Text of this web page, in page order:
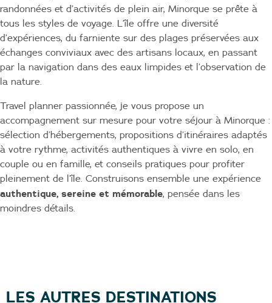
randonnées et d’activités de plein air, Minorque se prête à
tous les styles de voyage. L’île offre une diversité
d’expériences, du farniente sur des plages préservées aux
échanges conviviaux avec des artisans locaux, en passant
par la navigation dans des eaux limpides et l’observation de
la nature.
Travel planner passionnée, je vous propose un
accompagnement sur mesure pour votre séjour à Minorque :
sélection d’hébergements, propositions d’itinéraires adaptés
à votre rythme, activités authentiques à vivre en solo, en
couple ou en famille, et conseils pratiques pour profiter
pleinement de l’île. Construisons ensemble une expérience
authentique, sereine et mémorable, pensée dans les
moindres détails.
LES AUTRES DESTINATIONS